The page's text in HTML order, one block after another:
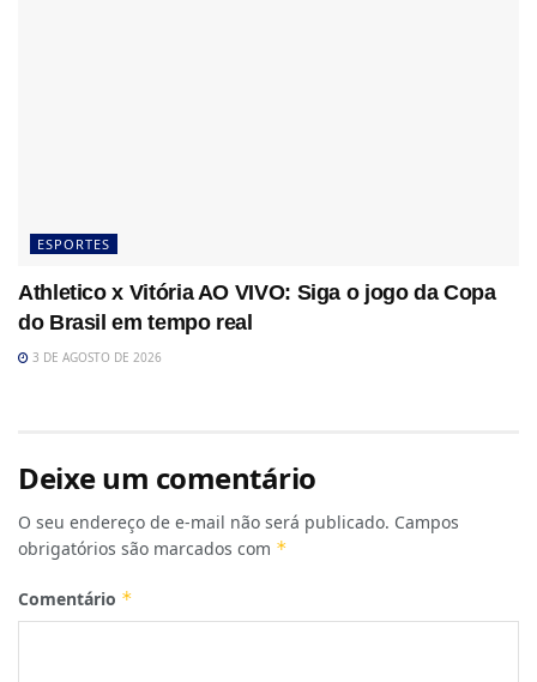
ESPORTES
Athletico x Vitória AO VIVO: Siga o jogo da Copa
do Brasil em tempo real
3 DE AGOSTO DE 2026
Deixe um comentário
O seu endereço de e-mail não será publicado. Campos
obrigatórios são marcados com *
Comentário *